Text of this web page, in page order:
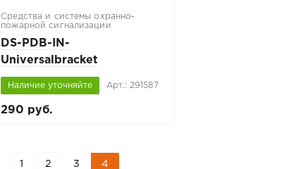
Средства и системы охранно-
пожарной сигнализации
DS-PDB-IN-
Universalbracket
Наличие уточняйте Арт.: 291587
290 руб.
1 2 3 4